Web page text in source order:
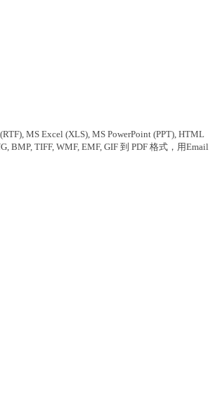
MS Excel (XLS), MS PowerPoint (PPT), HTML
BMP, TIFF, WMF, EMF, GIF 到 PDF 格式，用Email